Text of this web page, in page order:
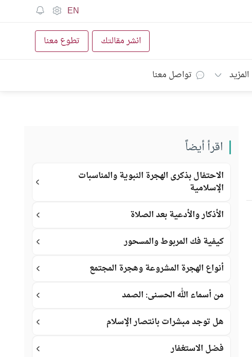
EN
انشر مقالتك تطوع معنا
المزيد تواصل معنا
اقرأ أيضاً
الاحتفال بذكرى الهجرة النبوية والمناسبات
الإسلامية
الأذكار والأدعية بعد الصلاة
كيفية فك المربوط والمسحور
أنواع الهجرة المشروعة وهجرة المجتمع
من أسماء الله الحسنى: الصمد
هل توجد مبشرات بانتصار الإسلام
فضل الاستغفار